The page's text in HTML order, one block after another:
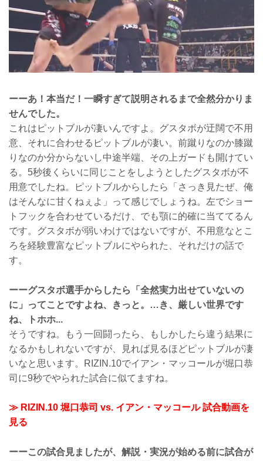
ーーあ！本当だ！一瞬すぎて説明されるまで全然分かりま
せんでした。
これはピットブルが凄いんですよ。グスタボが迂闊で不用
意、それに合わせるピットブルが凄い。前蹴りなのか膝蹴
りなのか分からないし中途半端、その上ガードも開けてい
る。5秒後くらいに同じことをしようとしたグスタボが不
用意でしたね。ピットブルからしたら「さっき見たぜ、俺
はそんなに甘くねぇよ」って感じでしょうね。左でショー
トフックを合わせているだけ、でも顎に的確に当ててるん
です。グスタボが弱いわけではないですが、不用意なとこ
ろを経験豊富なピットブルにやられた、それだけの話で
す。
ーーグスタボ選手からしたら「全然実力出せていないの
に」ってことですよね、きっと。…き、厳しい世界です
ね、トホホ...
そうですね。もう一回闘ったら、もしかしたら違う結果に
なるかもしれないですが、見れば見るほどピットブルが凄
いなと思います。RIZIN.10でイアン・マッコールが堀口恭
司に9秒でやられた試合に似てますね。
≫ RIZIN.10 堀口恭司 vs. イアン・マッコール 試合動画を
見る
ーーこの試合見ましたが、解説・実況が始める前に試合が